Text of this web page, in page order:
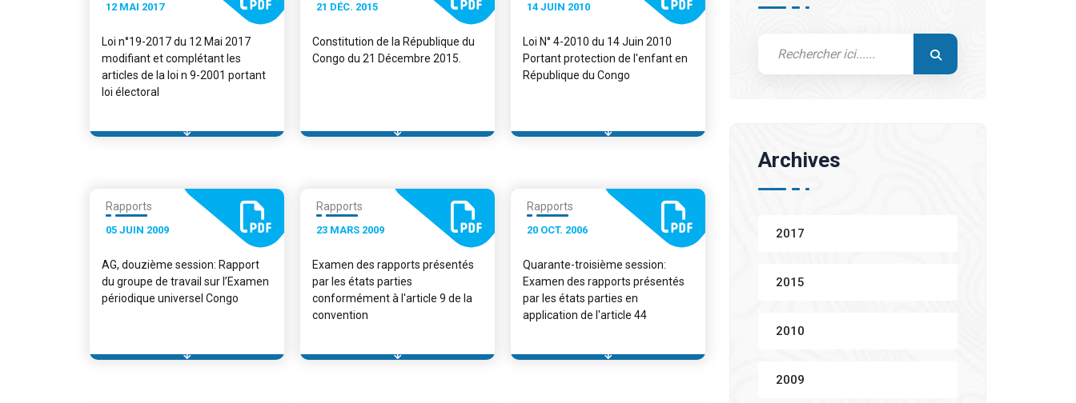
12 MAI 2017
Loi n°19-2017 du 12 Mai 2017
modifiant et complétant les
articles de la loi n 9-2001 portant
loi électoral
21 DÉC. 2015
Constitution de la République du
Congo du 21 Décembre 2015.
14 JUIN 2010
Loi N° 4-2010 du 14 Juin 2010
Portant protection de l'enfant en
République du Congo
Rapports
05 JUIN 2009
AG, douzième session: Rapport
du groupe de travail sur l’Examen
périodique universel Congo
Rapports
23 MARS 2009
Examen des rapports présentés
par les états parties
conformément à l'article 9 de la
convention
Rapports
20 OCT. 2006
Quarante-troisième session:
Examen des rapports présentés
par les états parties en
application de l'article 44
Archives
2017
2015
2010
2009